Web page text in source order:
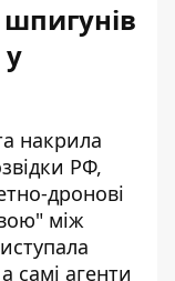
накрила
РФ,
дронові
між
самі агенти